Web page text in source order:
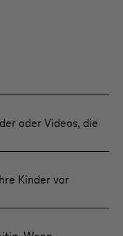
oder Videos, die
Kinder vor